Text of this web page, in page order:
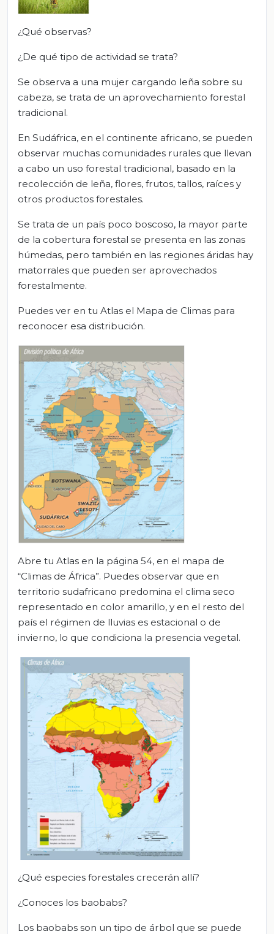
¿Qué observas?
¿De qué tipo de actividad se trata?
Se observa a una mujer cargando leña sobre su
cabeza, se trata de un aprovechamiento forestal
tradicional.
En Sudáfrica, en el continente africano, se pueden
observar muchas comunidades rurales que llevan
a cabo un uso forestal tradicional, basado en la
recolección de leña, flores, frutos, tallos, raíces y
otros productos forestales.
Se trata de un país poco boscoso, la mayor parte
de la cobertura forestal se presenta en las zonas
húmedas, pero también en las regiones áridas hay
matorrales que pueden ser aprovechados
forestalmente.
Puedes ver en tu Atlas el Mapa de Climas para
reconocer esa distribución.
Abre tu Atlas en la página 54, en el mapa de
“Climas de África”. Puedes observar que en
territorio sudafricano predomina el clima seco
representado en color amarillo, y en el resto del
país el régimen de lluvias es estacional o de
invierno, lo que condiciona la presencia vegetal.
¿Qué especies forestales crecerán allí?
¿Conoces los baobabs?
Los baobabs son un tipo de árbol que se puede